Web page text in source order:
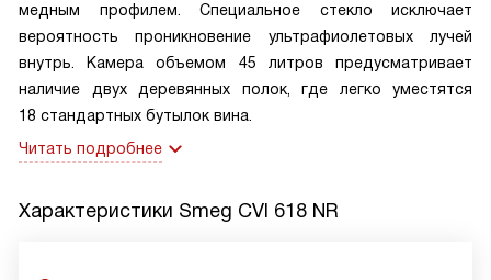
медным профилем. Специальное стекло исключает
вероятность проникновение ультрафиолетовых лучей
внутрь. Камера объемом 45 литров предусматривает
наличие двух деревянных полок, где легко уместятся
18 стандартных бутылок вина.
Читать подробнее
Характеристики Smeg CVI 618 NR